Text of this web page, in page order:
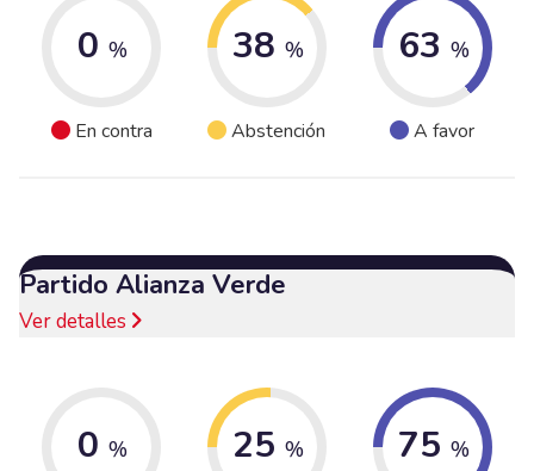
0 %
En contra
38 %
Abstención
63 %
A favor
Partido Alianza Verde
Ver detalles
0 % 25 % 75 %